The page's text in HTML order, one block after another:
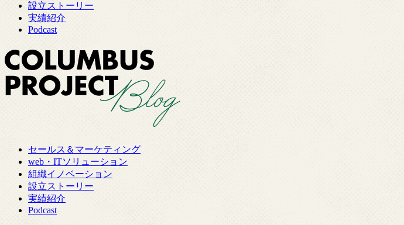
設立ストーリー
実績紹介
Podcast
セールス＆マーケティング
web・ITソリューション
組織イノベーション
設立ストーリー
実績紹介
Podcast